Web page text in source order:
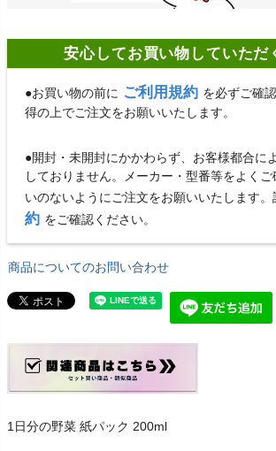
安心してお買い物していただ
●お買い物の前に ご利用規約 を必ずご確
得の上でご注文をお願いいたします。
●開封・未開封にかかわらず、お客様都合に
しておりません。メーカー・型番等をよく
いのないようにご注文をお願いいたします。
約 をご確認ください。
商品についてのお問い合わせ
1日分の野菜 紙パック 200ml